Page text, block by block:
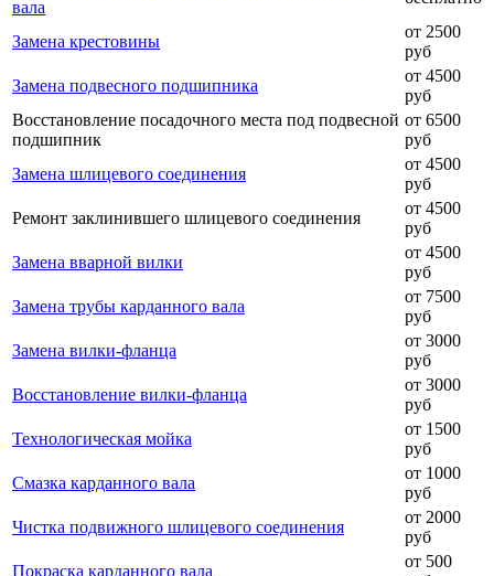
вала
Замена крестовины
от 2500
руб
Замена подвесного подшипника
от 4500
руб
Восстановление посадочного места под подвесной
подшипник
от 6500
руб
Замена шлицевого соединения
от 4500
руб
Ремонт заклинившего шлицевого соединения
от 4500
руб
Замена вварной вилки
от 4500
руб
Замена трубы карданного вала
от 7500
руб
Замена вилки-фланца
от 3000
руб
Восстановление вилки-фланца
от 3000
руб
Технологическая мойка
от 1500
руб
Смазка карданного вала
от 1000
руб
Чистка подвижного шлицевого соединения
от 2000
руб
Покраска карданного вала
от 500